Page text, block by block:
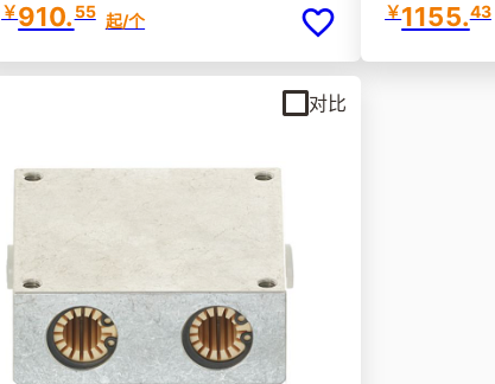
￥910.55 起/个 ￥1155.43
对比